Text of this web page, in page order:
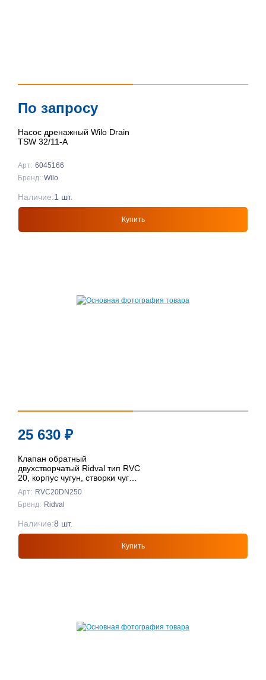
По запросу
Насос дренажный Wilo Drain
TSW 32/11-A
Арт: 6045166
Бренд: Wilo
Купить
Наличие:1 шт.
25 630 ₽
Клапан обратный
двухстворчатый Ridval тип RVC
20, корпус чугун, створки чуг
DN250 КРАСНЫЙ
Арт: RVC20DN250
Бренд: Ridval
Купить
Наличие:8 шт.